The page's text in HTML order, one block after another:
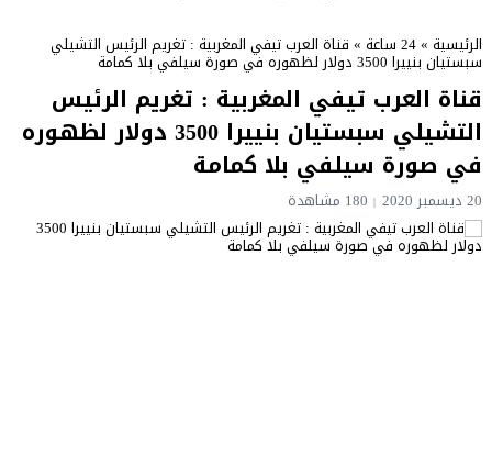
الرئيسية »24 ساعة »قناة العرب تيفي المغربية : تغريم الرئيس التشيلي
سبستيان بنييرا 3500 دولار لظهوره في صورة سيلفي بلا كمامة
قناة العرب تيفي المغربية : تغريم الرئيس
التشيلي سبستيان بنييرا 3500 دولار لظهوره
في صورة سيلفي بلا كمامة
20 ديسمبر 2020 180 مشاهدة